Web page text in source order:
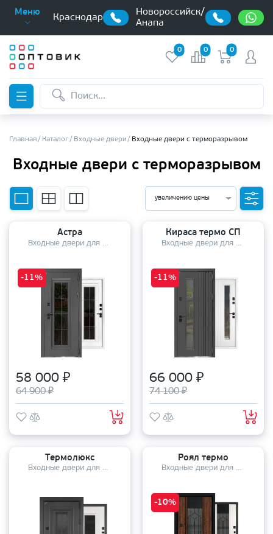
Меню
Краснодар
Новороссийск/
Анапа
0 0 0
Главная Каталог Входные двери Входные двери с терморазрывом
Входные двери с терморазрывом
увеличению цены
Астра
Входные двери для дома
-11%
58 000 ₽
64 900 ₽
Кираса термо СП
Входные двери для дома
-11%
66 000 ₽
74 100 ₽
Термолюкс
Входные двери для дома
Роял термо
Входные двери для дома
-10%